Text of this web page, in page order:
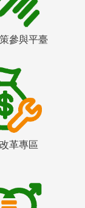
參與平臺
革專區